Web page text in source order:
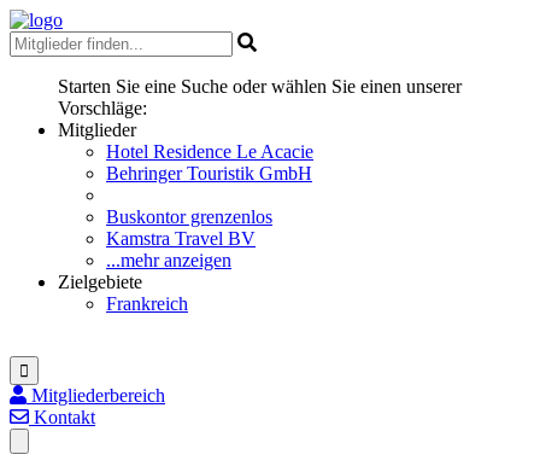
Starten Sie eine Suche oder wählen Sie einen unserer
Vorschläge:
Mitglieder
Hotel Residence Le Acacie
Behringer Touristik GmbH
Buskontor grenzenlos
Kamstra Travel BV
...mehr anzeigen
Zielgebiete
Frankreich
Mitgliederbereich
Kontakt